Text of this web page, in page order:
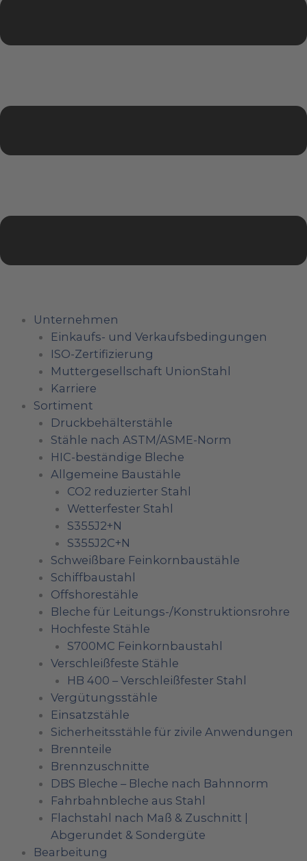
Unternehmen
Einkaufs- und Verkaufsbedingungen
ISO-Zertifizierung
Muttergesellschaft UnionStahl
Karriere
Sortiment
Druckbehälterstähle
Stähle nach ASTM/ASME-Norm
HIC-beständige Bleche
Allgemeine Baustähle
CO2 reduzierter Stahl
Wetterfester Stahl
S355J2+N
S355J2C+N
Schweißbare Feinkornbaustähle
Schiffbaustahl
Offshorestähle
Bleche für Leitungs-/Konstruktionsrohre
Hochfeste Stähle
S700MC Feinkornbaustahl
Verschleißfeste Stähle
HB 400 – Verschleißfester Stahl
Vergütungsstähle
Einsatzstähle
Sicherheitsstähle für zivile Anwendungen
Brennteile
Brennzuschnitte
DBS Bleche – Bleche nach Bahnnorm
Fahrbahnbleche aus Stahl
Flachstahl nach Maß & Zuschnitt |
Abgerundet & Sondergüte
Bearbeitung